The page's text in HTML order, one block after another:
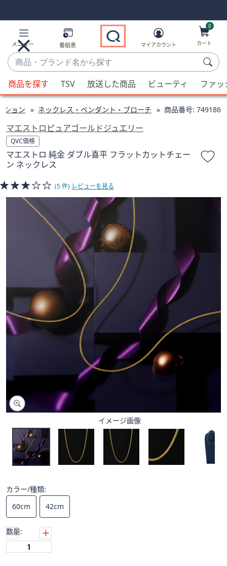
Links
Links2
メニュー 番組表
商
品・
ブ
ラ
ン
名
か
ら
探
す
候
補
利
用
可
能
な
合、
上
ま
た
は
タ
ッ
イ
ス
で
右
に
ス
ワ
プ
し
て
閲
覧
で
マイアカウント
0
カート
商品を探す TSV 放送した商品 ビューティ ファ
ション ネックレス・ペンダント・ブローチ 商品番号: 749186
マエストロピュアゴールドジュエリー
QVC価格
マエストロ 純金 ダブル喜平 フラットカットチェー
ン ネックレス
(5 件) レビューを見る
イメージ画像
カラー/種類:
60cm
42cm
数量: